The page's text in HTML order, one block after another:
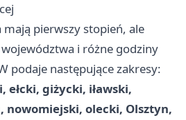
mają pierwszy stopień, ale
i różne godziny
podaje następujące zakresy:
ełcki, giżycki, iławski,
nowomiejski, olecki, Olsztyn,